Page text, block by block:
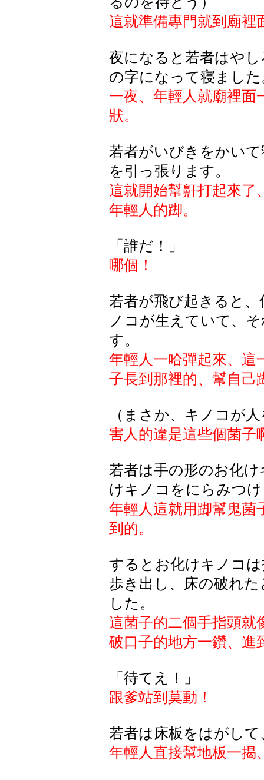
這就準備專門就到廟裡
夜になると若者はや
の字になって寝ました
一夜、年輕人就廟裡面
狀。
若者がいびきをかい
を引っ張ります。
這就開始幫鼾打起來了
年輕人的踋。
「誰だ！」
哪個！
若者が飛び起きると
ノコが生えていて、
す。
年輕人一哈彈起來、這
子長到那裡的、幫自己
（まさか、キノコが
害人的違是這些個菌子
若者は手の形のお化
けキノコをにらみつ
年輕人這就用踋幫鬼菌
到的。
するとお化けキノコ
歩き出し、床の破れ
した。
這菌子的二個手指頭就
破口子的地方一鑽、進
「待てえ！」
跟爹站到莫動！
若者は床板をはがし
年輕人直接幫地板一揭